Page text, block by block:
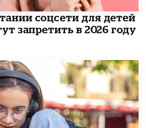
соцсети для детей
запретить в 2026 году